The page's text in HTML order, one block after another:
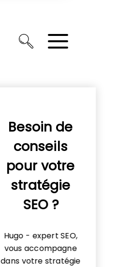
Besoin de
conseils
pour votre
stratégie
SEO ?
Hugo - expert SEO,
vous accompagne
dans votre stratégie